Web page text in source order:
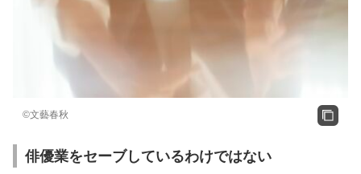
©文藝春秋
俳優業をセーブしているわけではない